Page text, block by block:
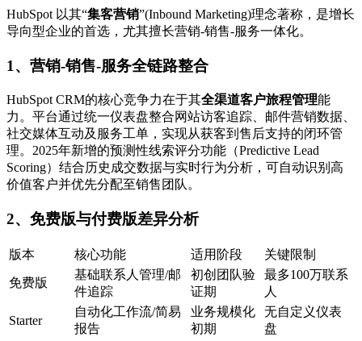
HubSpot 以其“集客营销”(Inbound Marketing)理念著称，是增长
导向型企业的首选，尤其擅长营销-销售-服务一体化。
1、营销-销售-服务全链路整合
HubSpot CRM的核心竞争力在于其全渠道客户旅程管理能
力。平台通过统一仪表盘整合网站访客追踪、邮件营销数据、
社交媒体互动及服务工单，实现从获客到售后支持的闭环管
理。2025年新增的预测性线索评分功能（Predictive Lead
Scoring）结合历史成交数据与实时行为分析，可自动识别高
价值客户并优先分配至销售团队。
2、免费版与付费版差异分析
版本 核心功能 适用阶段 关键限制
免费版
基础联系人管理/邮
件追踪
初创团队验
证期
最多100万联系
人
Starter
自动化工作流/简易
报告
业务规模化
初期
无自定义仪表
盘